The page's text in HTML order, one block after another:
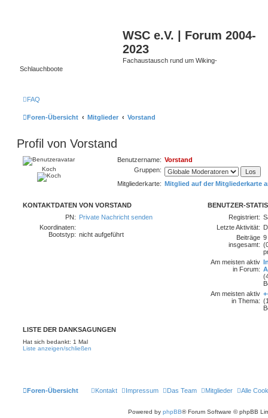
WSC e.V. | Forum 2004-
2023
Fachaustausch rund um Wiking-
Schlauchboote
FAQ
Foren-Übersicht Mitglieder Vorstand
Profil von Vorstand
Koch
Benutzername: Vorstand
Gruppen:
Mitgliederkarte: Mitglied auf der Mitgliederkarte
KONTAKTDATEN VON VORSTAND
PN: Private Nachricht senden
Koordinaten:
Bootstyp: nicht aufgeführt
BENUTZER-
Registriert:
Letzte Aktivität:
Beiträge
insgesamt:
9
Am meisten aktiv
in Forum:
Am meisten aktiv
in Thema:
LISTE DER DANKSAGUNGEN
Hat sich bedankt: 1 Mal
Liste anzeigen/schließen
Foren-Übersicht Alle
Mitglieder
Das Team
Impressum
Kontakt
Powered by phpBB® Forum Software © phpBB